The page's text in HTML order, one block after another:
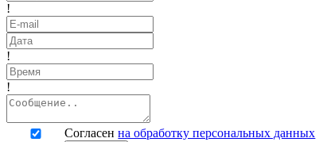
!
!
!
Согласенна обработку персональных данных